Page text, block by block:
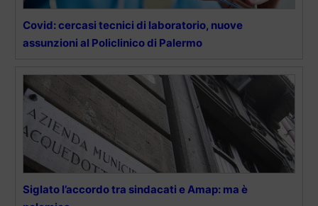
Covid: cercasi tecnici di laboratorio, nuove
assunzioni al Policlinico di Palermo
Siglato l’accordo tra sindacati e Amap: ma è